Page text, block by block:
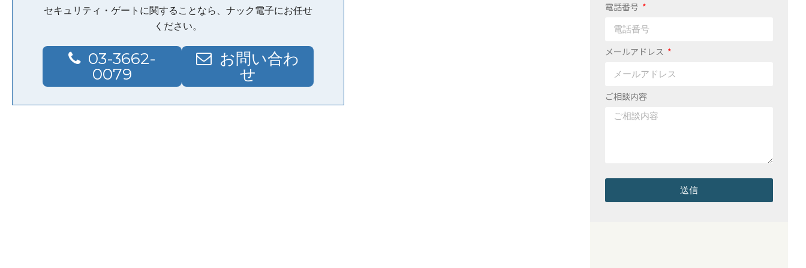
セキュリティ・ゲートに関することなら、ナック電子にお任せ
ください。
03-3662-
0079
お問い合わ
せ
電話番号
メールアドレス
ご相談内容
送信